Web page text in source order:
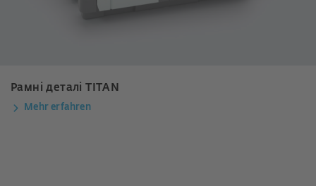
Рамні деталі TITAN
Mehr erfahren